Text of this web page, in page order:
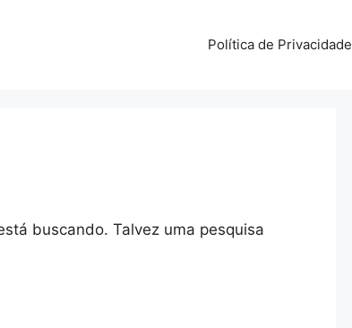
Política de Privacidade
buscando. Talvez uma pesquisa